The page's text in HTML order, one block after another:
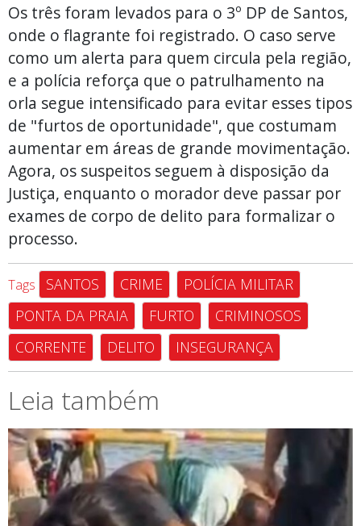
Os três foram levados para o 3º DP de Santos,
onde o flagrante foi registrado. O caso serve
como um alerta para quem circula pela região,
e a polícia reforça que o patrulhamento na
orla segue intensificado para evitar esses tipos
de "furtos de oportunidade", que costumam
aumentar em áreas de grande movimentação.
Agora, os suspeitos seguem à disposição da
Justiça, enquanto o morador deve passar por
exames de corpo de delito para formalizar o
processo.
Tags SANTOS CRIME
POLÍCIA MILITAR
PONTA DA PRAIA
FURTO
CRIMINOSOS
CORRENTE
DELITO INSEGURANÇA
Leia também